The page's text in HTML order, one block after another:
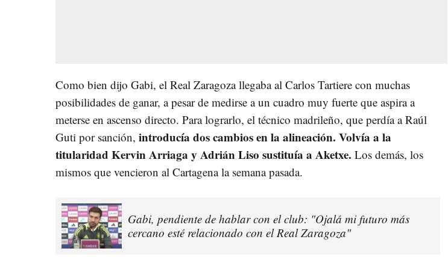
Como bien dijo Gabi, el Real Zaragoza llegaba al Carlos Tartiere con muchas
posibilidades de ganar, a pesar de medirse a un cuadro muy fuerte que aspira a
meterse en ascenso directo. Para lograrlo, el técnico madrileño, que perdía a Raúl
Guti por sanción, introducía dos cambios en la alineación. Volvía a la
titularidad Kervin Arriaga y Adrián Liso sustituía a Aketxe. Los demás, los
mismos que vencieron al Cartagena la semana pasada.
Gabi, pendiente de hablar con el club: "Ojalá mi futuro más
cercano esté relacionado con el Real Zaragoza"